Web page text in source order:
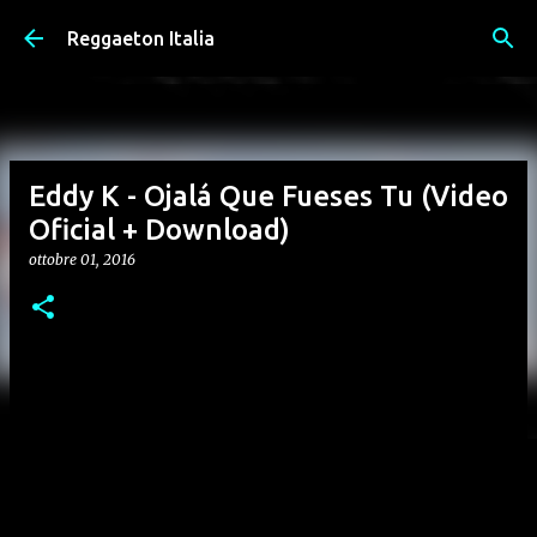
Passa ai contenuti principali
Reggaeton Italia
Eddy K - Ojalá Que Fueses Tu (Video
Oficial + Download)
ottobre 01, 2016